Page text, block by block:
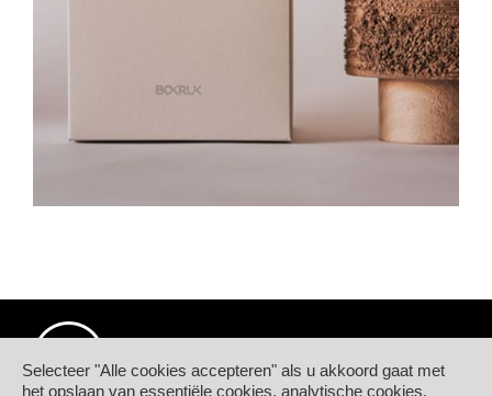
Selecteer "Alle cookies accepteren" als u akkoord gaat met
het opslaan van essentiële cookies, analytische cookies,